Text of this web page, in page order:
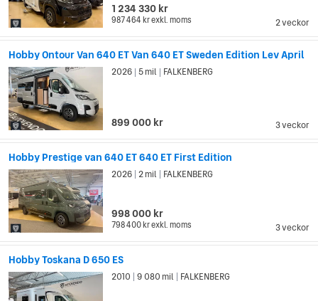
2 veckor
1 234 330 kr
987 464 krexkl. moms
Hobby Ontour Van 640 ET Van 640 ET Sweden Edition Lev April
3 veckor
2026 5 mil FALKENBERG
899 000 kr
Hobby Prestige van 640 ET 640 ET First Edition
3 veckor
2026 2 mil FALKENBERG
998 000 kr
798 400 krexkl. moms
Hobby Toskana D 650 ES
2010 9 080 mil FALKENBERG